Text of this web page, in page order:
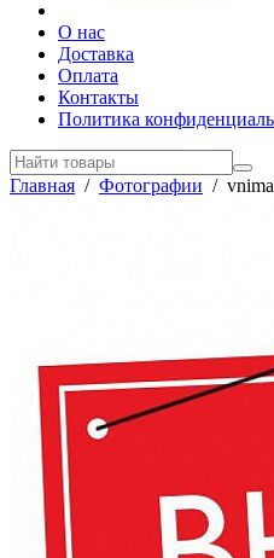
О нас
Доставка
Оплата
Контакты
Политика
Главная / Фотографии /